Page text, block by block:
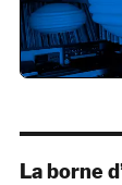
La borne